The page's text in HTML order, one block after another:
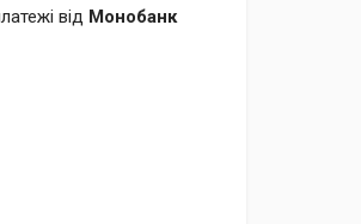
від Монобанк